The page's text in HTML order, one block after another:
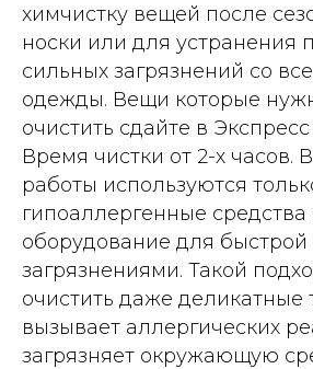
Вежливый администратор,
объяснила. В итоге платье
Отзыв 2GIS
химчистку вещей после
носки или для устранения
сильных загрязнений со
одежды. Вещи которые
очистить сдайте в
Время чистки от 2-х часов.
работы используются
гипоаллергенные
оборудование для
загрязнениями. Такой
очистить даже деликатные
вызывает аллергических
загрязняет окружающую